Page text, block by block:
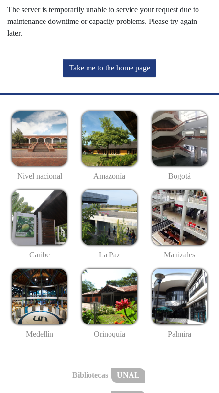
The server is temporarily unable to service your request due to
maintenance downtime or capacity problems. Please try again
later.
Take me to the home page
Nivel nacional Amazonía Bogotá
Caribe La Paz Manizales
Medellín Orinoquía Palmira
Bibliotecas UNAL